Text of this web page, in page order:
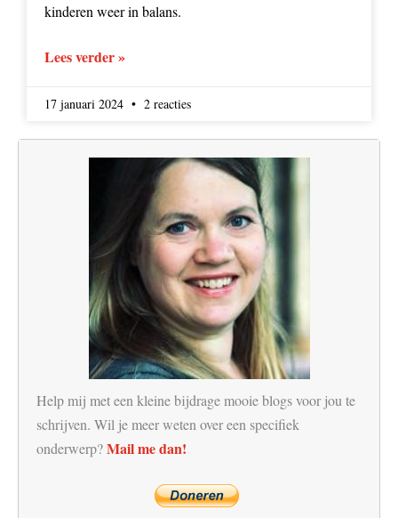
kinderen weer in balans.
Lees verder »
17 januari 2024 2 reacties
Help mij met een kleine bijdrage mooie blogs voor jou te
schrijven. Wil je meer weten over een specifiek
onderwerp?Mail me dan!